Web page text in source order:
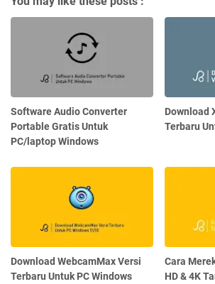
Software Audio Converter
Portable Gratis Untuk
PC/laptop Windows
Download
Terbaru
Download WebcamMax Versi
Terbaru Untuk PC Windows
Cara
HD & 4K